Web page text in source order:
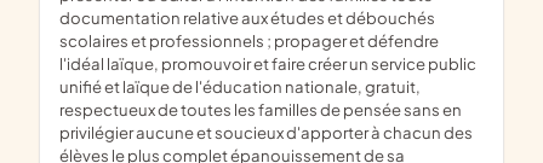
documentation relative aux études et débouchés
scolaires et professionnels ; propager et défendre
l'idéal laïque, promouvoir et faire créer un service public
unifié et laïque de l'éducation nationale, gratuit,
respectueux de toutes les familles de pensée sans en
privilégier aucune et soucieux d'apporter à chacun des
élèves le plus complet épanouissement de sa